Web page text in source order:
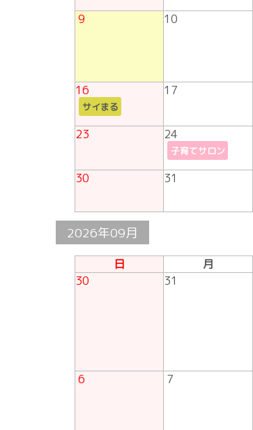
9 10
16
サイまる
17
23 24
子育てサロン
30 31
2026年09月
日 月
30
31
6 7